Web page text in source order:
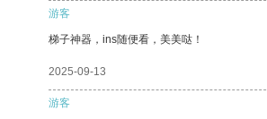
游客
梯子神器，ins随便看，美美哒！
2025-09-13
游客